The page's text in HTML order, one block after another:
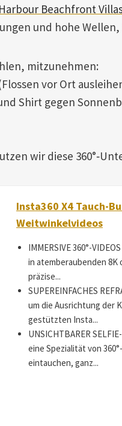
Beachfront Villas
und hohe
mitzunehmen:
vor Ort
Shirt gegen
wir diese
Insta360 X4 Tauch-
Weitwinkelvideos
IMMERSIVE 360°-
in atemberaubenden 8K
präzise...
SUPEREINFACHES
um die Ausrichtung der
gestützten Insta...
UNSICHTBARER
eine Spezialität von
eintauchen, ganz...